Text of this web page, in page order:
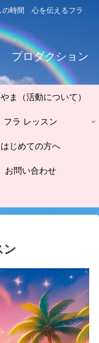
の時間 心を伝えるフラ
プロダクション
ま（活動について）
フラ レッスン
はじめての方へ
お問い合わせ
ン